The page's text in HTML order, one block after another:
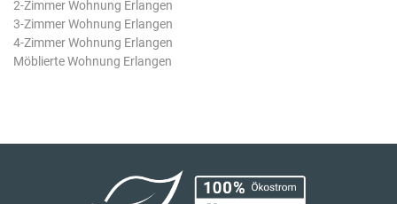
2-Zimmer Wohnung Erlangen
3-Zimmer Wohnung Erlangen
4-Zimmer Wohnung Erlangen
Möblierte Wohnung Erlangen